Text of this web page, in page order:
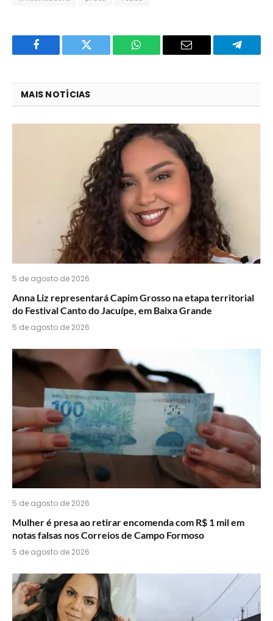
Facebook Twitter
O
do
WhatsApp?
E-
MAIS NOTÍCIAS
5 de agosto de 2026
Anna Liz representará Capim Grosso na etapa territorial
do Festival Canto do Jacuípe, em Baixa Grande
5 de agosto de 2026
5 de agosto de 2026
Mulher é presa ao retirar encomenda com R$ 1 mil em
notas falsas nos Correios de Campo Formoso
5 de agosto de 2026